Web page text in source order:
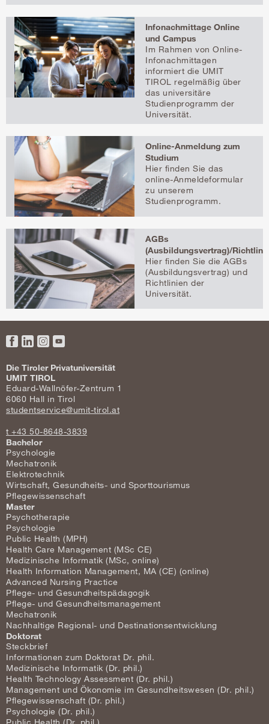
Infonachmittage Online
und Campus
Im Rahmen von Online-
Infonachmittagen
informiert die UMIT
TIROL regelmäßig über
das universitäre
Studienprogramm der
Universität.
Online-Anmeldung zum
Studium
Hier finden Sie das
online-Anmeldeformular
zu unserem
Studienprogramm.
AGBs
(Ausbildungsvertrag)/
Hier finden Sie die AGBs
(Ausbildungsvertrag) und
Richtlinien der
Universität.
Die Tiroler Privatuniversität
UMIT TIROL
Eduard-Wallnöfer-Zentrum 1
6060 Hall in Tirol
studentservice@umit-tirol.at
t +43 50-8648-3839
Bachelor
Psychologie
Mechatronik
Elektrotechnik
Wirtschaft, Gesundheits- und Sporttourismus
Pflegewissenschaft
Master
Psychotherapie
Psychologie
Public Health (MPH)
Health Care Management (MSc CE)
Medizinische Informatik (MSc, online)
Health Information Management, MA (CE) (online)
Advanced Nursing Practice
Pflege- und Gesundheitspädagogik
Pflege- und Gesundheitsmanagement
Mechatronik
Nachhaltige Regional- und Destinationsentwicklung
Doktorat
Steckbrief
Informationen zum Doktorat Dr. phil.
Medizinische Informatik (Dr. phil.)
Health Technology Assessment (Dr. phil.)
Management und Ökonomie im Gesundheitswesen (Dr. phil.)
Pflegewissenschaft (Dr. phil.)
Psychologie (Dr. phil.)